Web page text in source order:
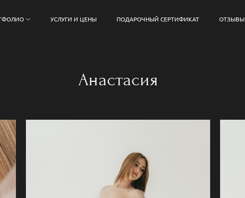
УСЛУГИ И ЦЕНЫ ПОДАРОЧНЫЙ СЕРТИФИКАТ ОТЗЫВЫ
Анастасия